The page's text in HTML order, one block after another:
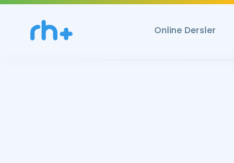
Online Dersler